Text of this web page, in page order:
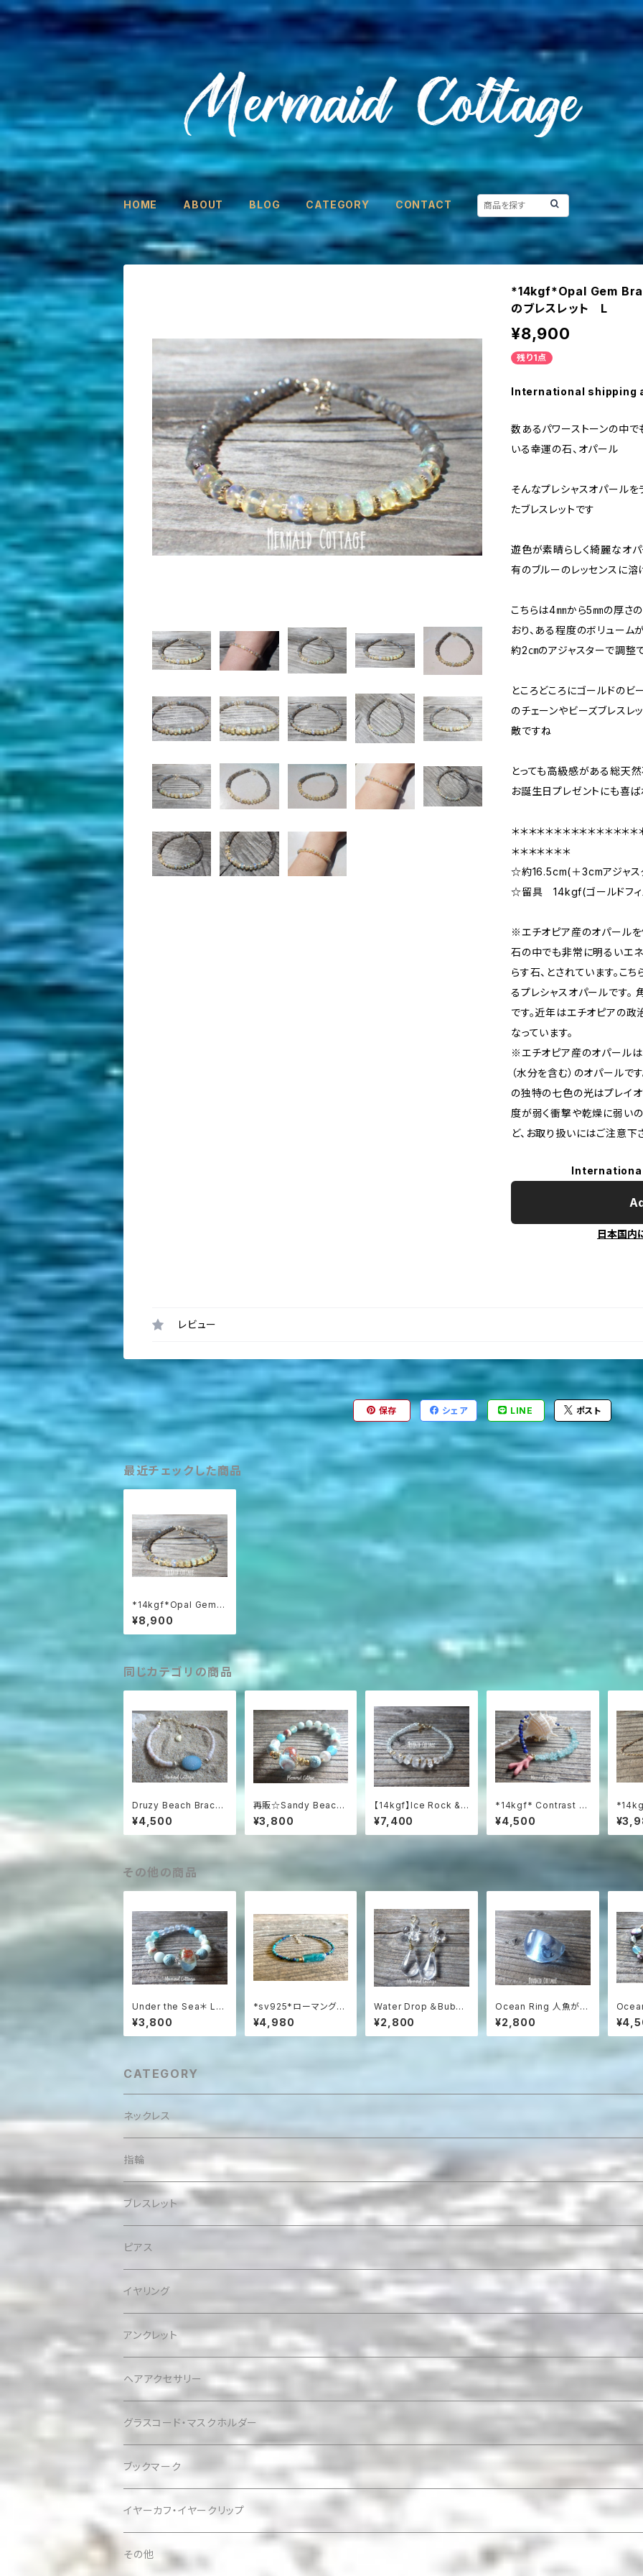
HOME ABOUT BLOG CATEGORY CONTACT
*14kgf*Opal Gem
のブレスレット L
¥8,900
残り1点
International shipping
数あるパワーストーンの中
いる幸運の石、オパール
そんなプレシャスオパールを
たブレスレットです
遊色が素晴らしく綺麗なオパ
有のブルーのレッセンスに
こちらは4㎜から5㎜の厚さ
おり、ある程度のボリューム
約2㎝のアジャスターで調整
ところどころにゴールドのビ
のチェーンやビーズブレスレ
敵ですね
とっても高級感がある総天
お誕生日プレゼントにも喜
＊＊＊＊＊＊＊＊＊＊＊＊＊＊
＊＊＊＊＊＊＊
☆約16.5cm(＋3cmアジャス
☆留具 14kgf(ゴールドフィ
※エチオピア産のオパールを
石の中でも非常に明るいエ
らす石、とされています。こ
るプレシャスオパールです。
です。近年はエチオピアの
なっています。
※エチオピア産のオパールは
（水分を含む）のオパールで
の独特の七色の光はプレイオ
度が弱く衝撃や乾燥に弱い
ど、お取り扱いにはご注意下
日本国内
レビュー
保存 シェア LINE ポスト
最近チェックした商品
*14kgf*Opal Gem B
racelet オパールとラ
ブラドライトのブレスレ
ット L
¥8,900
同じカテゴリの商品
Druzy Beach Bracel
et ---blue druzy & s
hell
¥4,500
再販☆Sandy Beach
＊ Essential Oil Dif
fuser Bracelet
¥3,800
【14kgf】Ice Rock &
Sea 氷粒のハーキマー
＆アクアマリンブレスレ
ット
¥7,400
*14kgf* Contrast O
cean Bracelet 海
のコントラスト☆ハーフ
＆ハーフブレスレット
¥4,500
filled
その他の商品
Under the Sea＊ Lav
a Stone Aroma Esse
ntial Oil Diffuser Br
acelet☆浅瀬の海のア
¥3,800
*sv925*ローマングラ
スとクリソコラの海色ブ
レスレット
¥4,980
Water Drop ＆Bubbl
e Earrings ドロップ
ガラスと泡沫のピアス
（イヤリング可）
¥2,800
Ocean Ring 人魚が泳
ぐクリアアクアブルーの
樹脂リング
¥2,800
ミガ
スレッ
ズ）
CATEGORY
ネックレス
指輪
ブレスレット
ピアス
イヤリング
アンクレット
ヘアアクセサリー
グラスコード・マスクホルダー
ブックマーク
イヤーカフ・イヤークリップ
その他